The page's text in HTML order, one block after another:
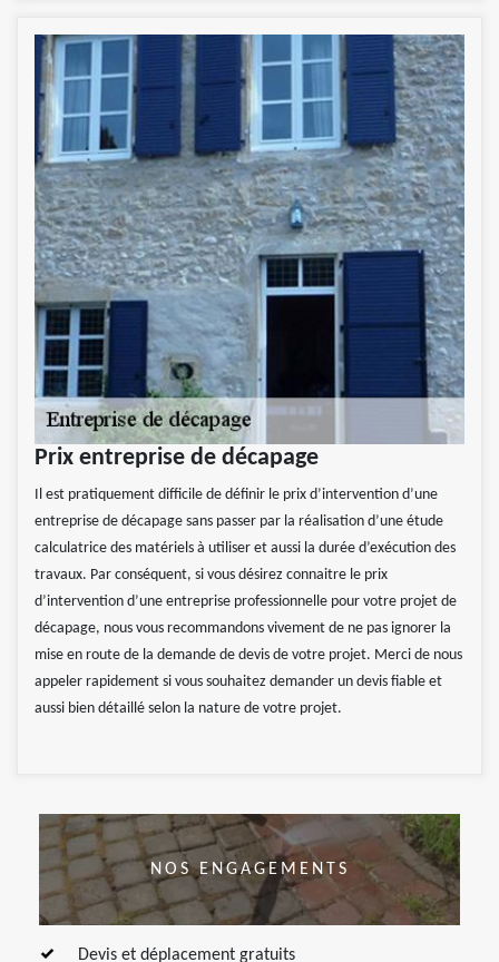
Prix entreprise de décapage
Il est pratiquement difficile de définir le prix d’intervention d’une
entreprise de décapage sans passer par la réalisation d’une étude
calculatrice des matériels à utiliser et aussi la durée d’exécution des
travaux. Par conséquent, si vous désirez connaitre le prix
d’intervention d’une entreprise professionnelle pour votre projet de
décapage, nous vous recommandons vivement de ne pas ignorer la
mise en route de la demande de devis de votre projet. Merci de nous
appeler rapidement si vous souhaitez demander un devis fiable et
aussi bien détaillé selon la nature de votre projet.
NOS ENGAGEMENTS
Devis et déplacement gratuits